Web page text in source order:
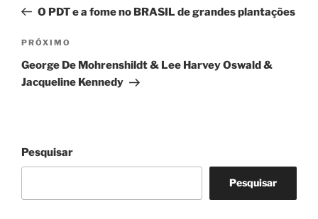
Post
anterior
O PDT e a fome no BRASIL de grandes plantações
Próximo
post
PRÓXIMO
George De Mohrenshildt & Lee Harvey Oswald &
Jacqueline Kennedy
Pesquisar
Pesquisar